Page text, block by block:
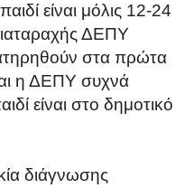
είναι μόλις 12-24
ΔΕΠΥ
στα πρώτα
η ΔΕΠΥ συχνά
είναι στο δημοτικό
διάγνωσης